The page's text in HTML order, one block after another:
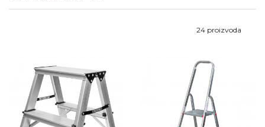
24 proizvoda